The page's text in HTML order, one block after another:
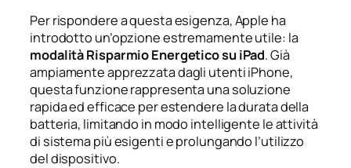
Per rispondere a questa esigenza, Apple ha
introdotto un’opzione estremamente utile: la
modalità Risparmio Energetico su iPad. Già
ampiamente apprezzata dagli utenti iPhone,
questa funzione rappresenta una soluzione
rapida ed efficace per estendere la durata della
batteria, limitando in modo intelligente le attività
di sistema più esigenti e prolungando l’utilizzo
del dispositivo.